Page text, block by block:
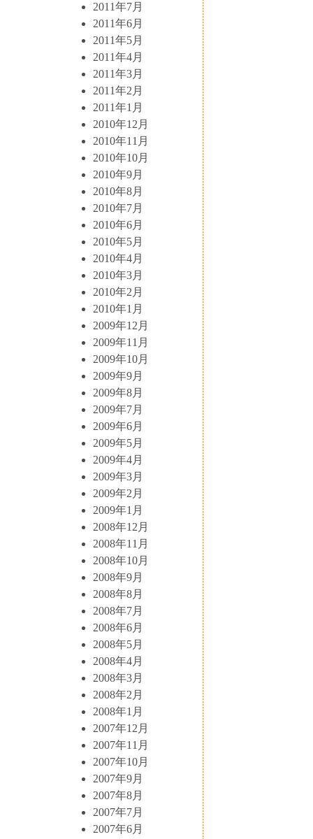
2011年7月
2011年6月
2011年5月
2011年4月
2011年3月
2011年2月
2011年1月
2010年12月
2010年11月
2010年10月
2010年9月
2010年8月
2010年7月
2010年6月
2010年5月
2010年4月
2010年3月
2010年2月
2010年1月
2009年12月
2009年11月
2009年10月
2009年9月
2009年8月
2009年7月
2009年6月
2009年5月
2009年4月
2009年3月
2009年2月
2009年1月
2008年12月
2008年11月
2008年10月
2008年9月
2008年8月
2008年7月
2008年6月
2008年5月
2008年4月
2008年3月
2008年2月
2008年1月
2007年12月
2007年11月
2007年10月
2007年9月
2007年8月
2007年7月
2007年6月